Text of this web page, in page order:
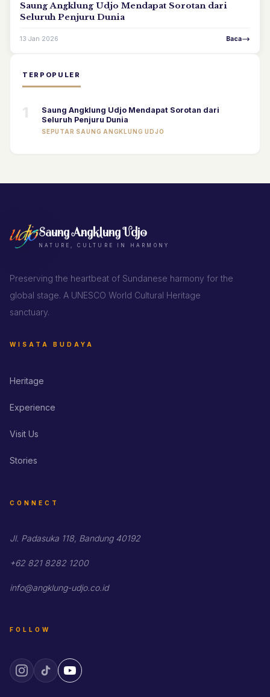
Saung Angklung Udjo Mendapat Sorotan dari
Seluruh Penjuru Dunia
13 Jan 2026 Baca
TERPOPULER
Saung Angklung Udjo Mendapat Sorotan dari
Seluruh Penjuru Dunia
SEPUTAR SAUNG ANGKLUNG UDJO
Saung Angklung Udjo
NATURE, CULTURE IN HARMONY
Preserving the heartbeat of Sundanese harmony for the
global stage. A UNESCO World Cultural Heritage
sanctuary.
WISATA BUDAYA
Heritage
Experience
Visit Us
Stories
CONNECT
Jl. Padasuka 118, Bandung 40192
+62 821 8282 1200
info@angklung-udjo.co.id
FOLLOW